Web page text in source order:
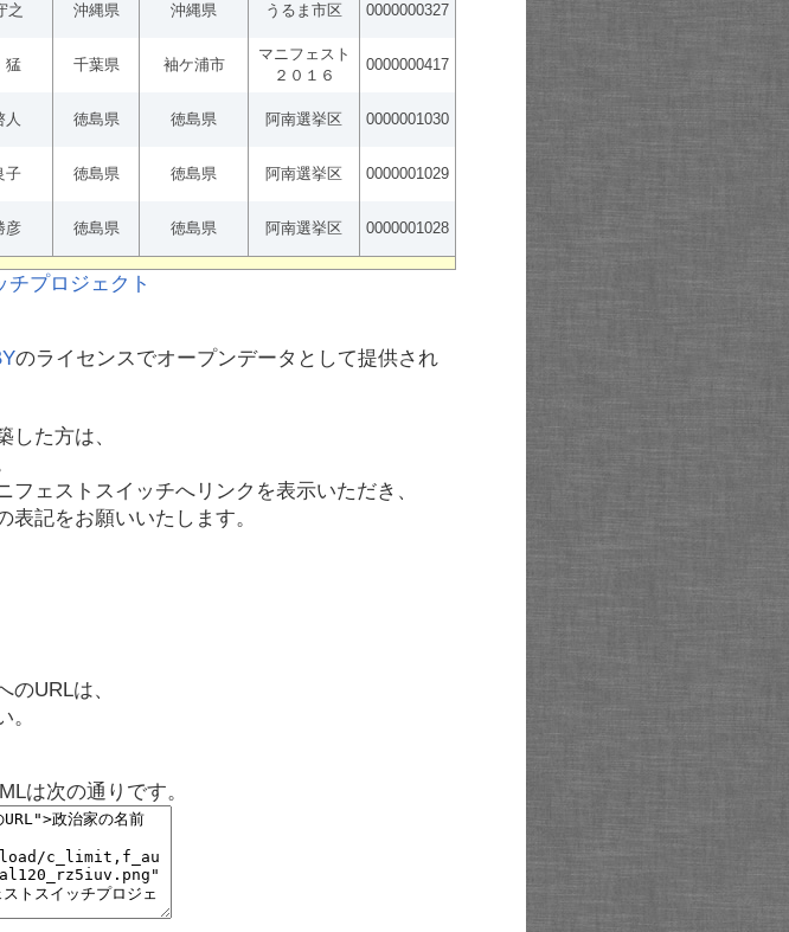
之 沖縄県 沖縄県 うるま市区 0000000327
千葉県 袖ケ浦市
マニフェスト
２０１６
0000000417
人 徳島県 徳島県 阿南選挙区 0000001030
子 徳島県 徳島県 阿南選挙区 0000001029
彦 徳島県 徳島県 阿南選挙区 0000001028
のライセンスでオープンデータとして提供され
た方は、
ェストスイッチへリンクを表示いただき、
記をお願いいたします。
URLは、
は次の通りです。